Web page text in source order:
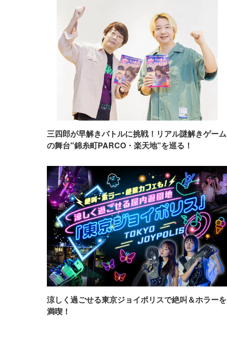
三四郎が早解きバトルに挑戦！リアル謎解きゲーム
の舞台"錦糸町PARCO・楽天地"を巡る！
涼しく過ごせる東京ジョイポリスで絶叫＆ホラーを
満喫！